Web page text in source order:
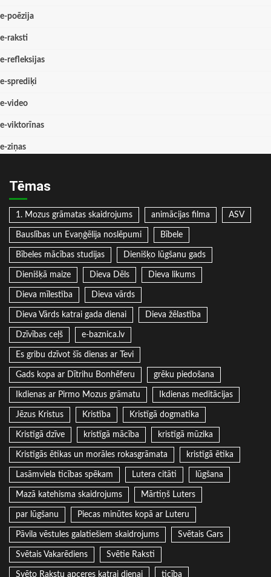
e-poēzija
e-raksti
e-refleksijas
e-sprediķi
e-video
e-viktorīnas
e-ziņas
Tēmas
1. Mozus grāmatas skaidrojums animācijas filma ASV
Bauslības un Evaņģēlija noslēpumi Bībele
Bībeles mācības studijas Dienišķo lūgšanu gads
Dienišķā maize Dieva Dēls Dieva likums
Dieva mīlestība Dieva vārds
Dieva Vārds katrai gada dienai Dieva žēlastība
Dzīvības ceļš e-baznica.lv
Es gribu dzīvot šīs dienas ar Tevi
Gads kopa ar Dītrihu Bonhēferu grēku piedošana
Ikdienas ar Pirmo Mozus grāmatu Ikdienas meditācijas
Jēzus Kristus Kristība Kristīgā dogmatika
Kristīgā dzīve kristīgā mācība kristīgā mūzika
Kristīgās ētikas un morāles rokasgrāmata kristīgā ētika
Lasāmviela ticības spēkam Lutera citāti lūgšana
Mazā katehisma skaidrojums Mārtiņš Luters
par lūgšanu Piecas minūtes kopā ar Luteru
Pāvila vēstules galatiešiem skaidrojums Svētais Gars
Svētais Vakarēdiens Svētie Raksti
Svēto Rakstu apceres katrai dienai ticība